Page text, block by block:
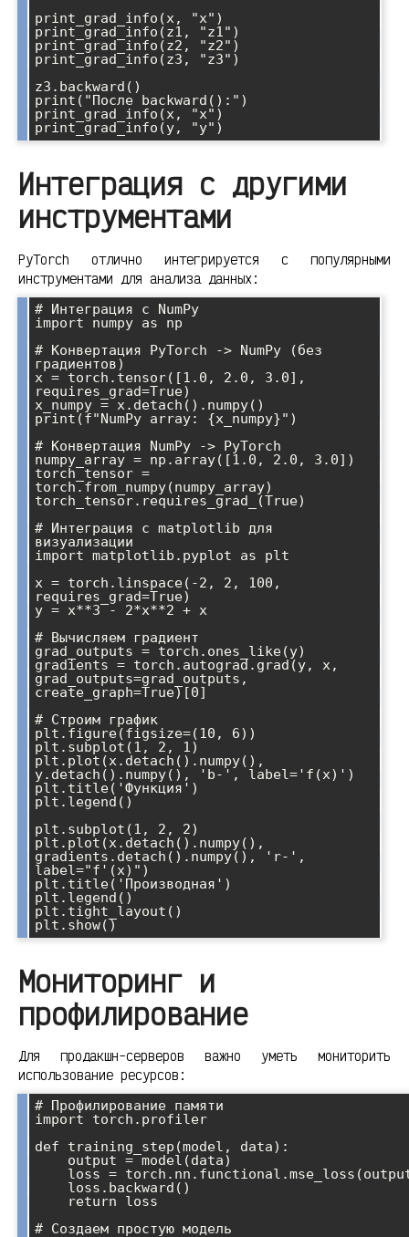
print_grad_info(x, "x")
print_grad_info(z1, "z1")
print_grad_info(z2, "z2")
print_grad_info(z3, "z3")
z3.backward()
print("После backward():")
print_grad_info(x, "x")
Интеграция с другими
инструментами
PyTorch отлично интегрируется с популярными
инструментами для анализа данных:
# Интеграция с NumPy
import numpy as np
# Конвертация PyTorch -> NumPy (без
градиентов)
x = torch.tensor([1.0, 2.0, 3.0],
requires_grad=True)
x_numpy = x.detach().numpy()
print(f"NumPy array: {x_numpy}")
# Конвертация NumPy -> PyTorch
numpy_array = np.array([1.0, 2.0, 3.0])
torch_tensor =
torch.from_numpy(numpy_array)
torch_tensor.requires_grad_(True)
# Интеграция с matplotlib для
визуализации
import matplotlib.pyplot as plt
x = torch.linspace(-2, 2, 100,
requires_grad=True)
y = x**3 - 2*x**2 + x
# Вычисляем градиент
grad_outputs = torch.ones_like(y)
gradients = torch.autograd.grad(y, x,
grad_outputs=grad_outputs,
create_graph=True)[0]
# Строим график
plt.figure(figsize=(10, 6))
plt.subplot(1, 2, 1)
plt.plot(x.detach().numpy(),
y.detach().numpy(), 'b-', label='f(x)')
plt.title('Функция')
plt.legend()
plt.subplot(1, 2, 2)
plt.plot(x.detach().numpy(),
gradients.detach().numpy(), 'r-',
label="f'(x)")
plt.title('Производная')
plt.legend()
plt.tight_layout()
Мониторинг и
профилирование
Для продакшн-серверов важно уметь мониторить
использование ресурсов:
# Профилирование памяти
import torch.profiler
def training_step(model, data):
# Создаем простую модель